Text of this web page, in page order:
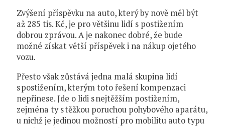
Zvýšení příspěvku na auto, který by nově měl být
až 285 tis. Kč, je pro většinu lidí s postižením
dobrou zprávou. A je nakonec dobré, že bude
možné získat větší příspěvek i na nákup ojetého
vozu.
Přesto však zůstává jedna malá skupina lidí
s postižením, kterým toto řešení kompenzaci
nepřinese. Jde o lidi s nejtěžším postižením,
zejména ty s těžkou poruchou pohybového aparátu,
u nichž je jedinou možností pro mobilitu auto typu